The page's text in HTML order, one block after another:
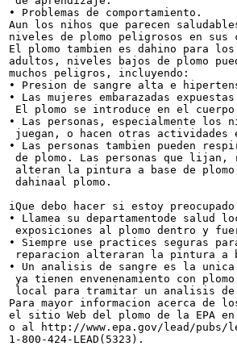
• Problemas de comportamiento.
Aun los nihos que parecen
niveles de plomo peligrosos en sus
El plomo tambien es dahino para
adultos, niveles bajos de plomo
muchos peligros, incluyendo:
• Presion de sangre alta e
• Las mujeres embarazadas
El plomo se introduce en el
• Las personas, especialmente los
juegan, o hacen otras
• Las personas tambien pueden
de plomo. Las personas que lijan,
alteran la pintura a base de
dahinaal plomo.
iQue debo hacer si estoy
• Llamea su departamentode salud
exposiciones al plomo dentro y
• Siempre use practices seguras
reparacion alteraran la pintura a
• Un analisis de sangre es la
ya tienen envenenamiento con
local para tramitar un analisis de
Para mayor informacion acerca
el sitio Web del plomo de la EPA
o al http://www.epa.gov/lead/pubs/
1-800-424-LEAD(5323).